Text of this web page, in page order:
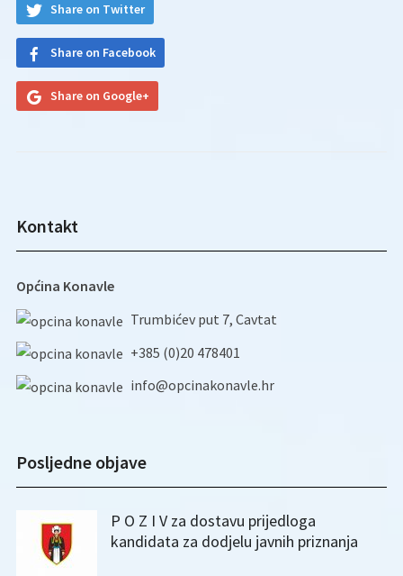
Share on Twitter
Share on Facebook
Share on Google+
Kontakt
Općina Konavle
Trumbićev put 7, Cavtat
+385 (0)20 478401
info@opcinakonavle.hr
Posljedne objave
P O Z I V za dostavu prijedloga
kandidata za dodjelu javnih priznanja